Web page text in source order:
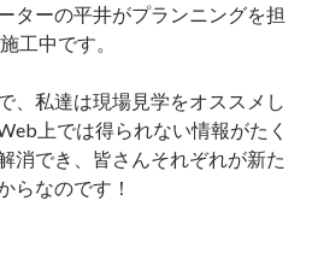
ターの平井がプランニングを担
工中です。
、私達は現場見学をオススメし
上では得られない情報がたく
消でき、皆さんそれぞれが新た
らなのです！